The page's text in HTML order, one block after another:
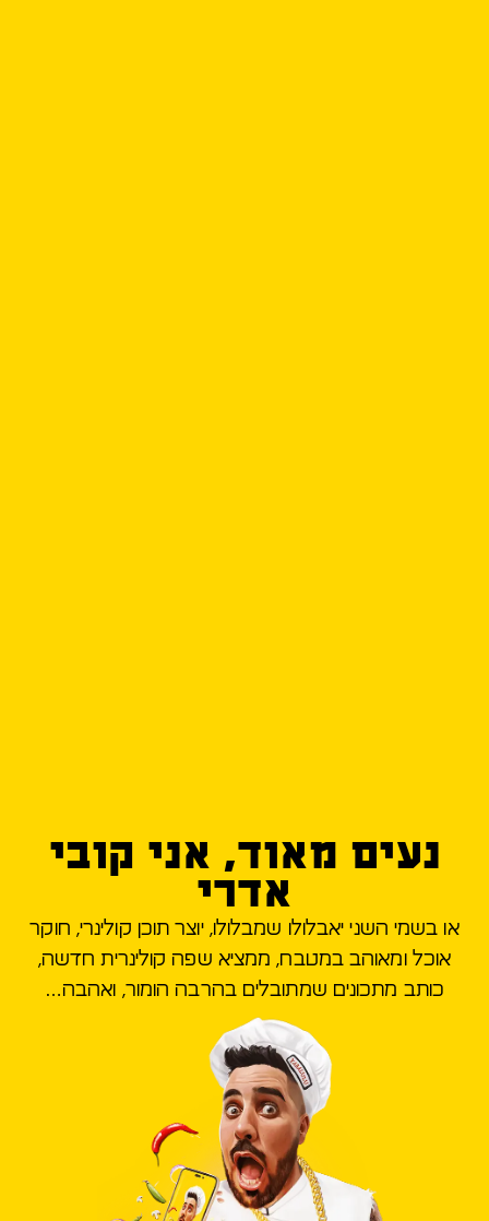
נעים מאוד, אני קובי
אדרי
או בשמי השני יאבלולו שמבלולו, יוצר תוכן קולינרי, חוקר
אוכל ומאוהב במטבח, ממציא שפה קולינרית חדשה,
כותב מתכונים שמתובלים בהרבה הומור, ואהבה…